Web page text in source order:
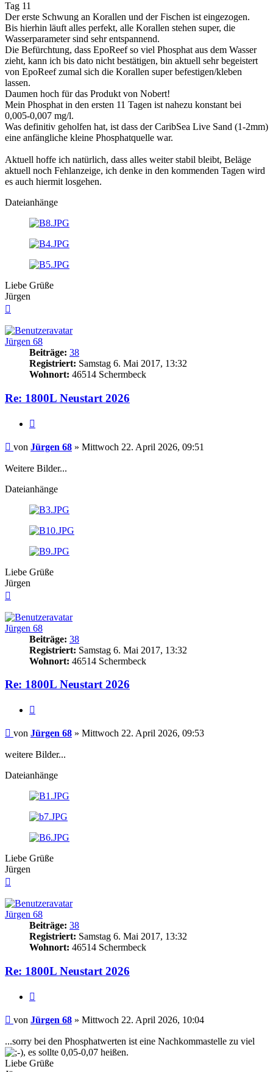
Tag 11
Der erste Schwung an Korallen und der Fischen ist eingezogen.
Bis hierhin läuft alles perfekt, alle Korallen stehen super, die
Wasserparameter sind sehr entspannend.
Die Befürchtung, dass EpoReef so viel Phosphat aus dem Wasser
zieht, kann ich bis dato nicht bestätigen, bin aktuell sehr begeistert
von EpoReef zumal sich die Korallen super befestigen/kleben
lassen.
Daumen hoch für das Produkt von Nobert!
Mein Phosphat in den ersten 11 Tagen ist nahezu konstant bei
0,005-0,007 mg/l.
Was definitiv geholfen hat, ist dass der CaribSea Live Sand (1-2mm)
eine anfängliche kleine Phosphatquelle war.
Aktuell hoffe ich natürlich, dass alles weiter stabil bleibt, Beläge
aktuell noch Fehlanzeige, ich denke in den kommenden Tagen wird
es auch hiermit losgehen.
Dateianhänge
Liebe Grüße
Jürgen
Jürgen 68
Beiträge: 38
Registriert: Samstag 6. Mai 2017, 13:32
Wohnort: 46514 Schermbeck
Re: 1800L Neustart 2026
Beitrag
von Jürgen 68 » Mittwoch 22. April 2026, 09:51
Weitere Bilder...
Dateianhänge
Liebe Grüße
Jürgen
Jürgen 68
Beiträge: 38
Registriert: Samstag 6. Mai 2017, 13:32
Wohnort: 46514 Schermbeck
Re: 1800L Neustart 2026
Beitrag
von Jürgen 68 » Mittwoch 22. April 2026, 09:53
weitere Bilder...
Dateianhänge
Liebe Grüße
Jürgen
Jürgen 68
Beiträge: 38
Registriert: Samstag 6. Mai 2017, 13:32
Wohnort: 46514 Schermbeck
Re: 1800L Neustart 2026
Beitrag
von Jürgen 68 » Mittwoch 22. April 2026, 10:04
...sorry bei den Phosphatwerten ist eine Nachkommastelle zu viel
, es sollte 0,05-0,07 heißen.
Liebe Grüße